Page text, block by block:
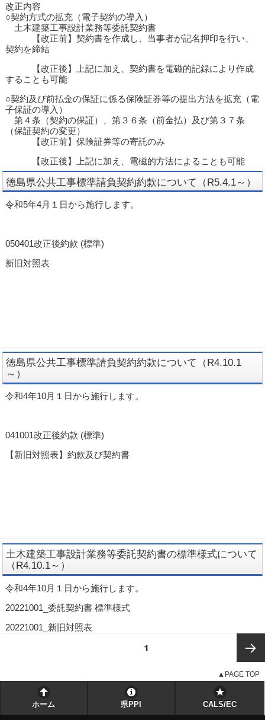
改正内容
○契約方式の拡充（電子契約の導入）
土木建築工事設計業務等委託契約書
【改正前】契約書を作成し、当事者が記名押印を行い、
契約を締結
【改正後】上記に加え、契約書を電磁的記録により作成
することも可能
○契約及び前払金の保証に係る保険証券等の提出方法を拡充（電
子保証の導入）
第４条（契約の保証）、第３６条（前金払）及び第３７条
（保証契約の変更）
【改正前】保険証券等の寄託のみ
【改正後】上記に加え、電磁的方法によることも可能
徳島県公共工事標準請負契約約款について（R5.4.1～）
令和5年4月１日から施行します。
050401改正後約款 (標準)
新旧対照表
徳島県公共工事標準請負契約約款について（R4.10.1
～）
令和4年10月１日から施行します。
041001改正後約款 (標準)
【新旧対照表】約款及び契約書
土木建築工事設計業務等委託契約書の標準様式について
（R4.10.1～）
令和4年10月１日から施行します。
20221001_委託契約書 標準様式
20221001_新旧対照表
ビ
1
次ペー
▲PAGE TOP
ホーム 県PPI CALS/EC